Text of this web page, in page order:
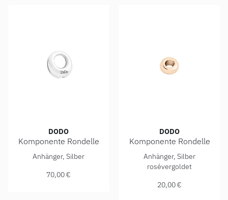
DODO
Komponente Rondelle
DoDo Komponente Rondelle, Ref: DUC4001-RONDE-
Anhänger, Silber
70,00 €
DODO
Komponente Rondelle
DoDo Komponente
Anhänger, Silber
rosévergoldet
20,00 €